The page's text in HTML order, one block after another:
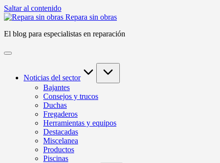
Saltar al contenido
Repara sin obras
El blog para especialistas en reparación
Noticias del sector
Bajantes
Consejos y trucos
Duchas
Fregaderos
Herramientas y equipos
Destacadas
Miscelanea
Productos
Piscinas